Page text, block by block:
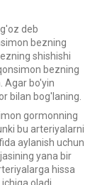
deb
bezning
shishishi
bezning
Agar bo'yin
bilan bog'laning.
gormonning
bu arteriyalarni
aylanish uchun
yana bir
hissa
oladi.